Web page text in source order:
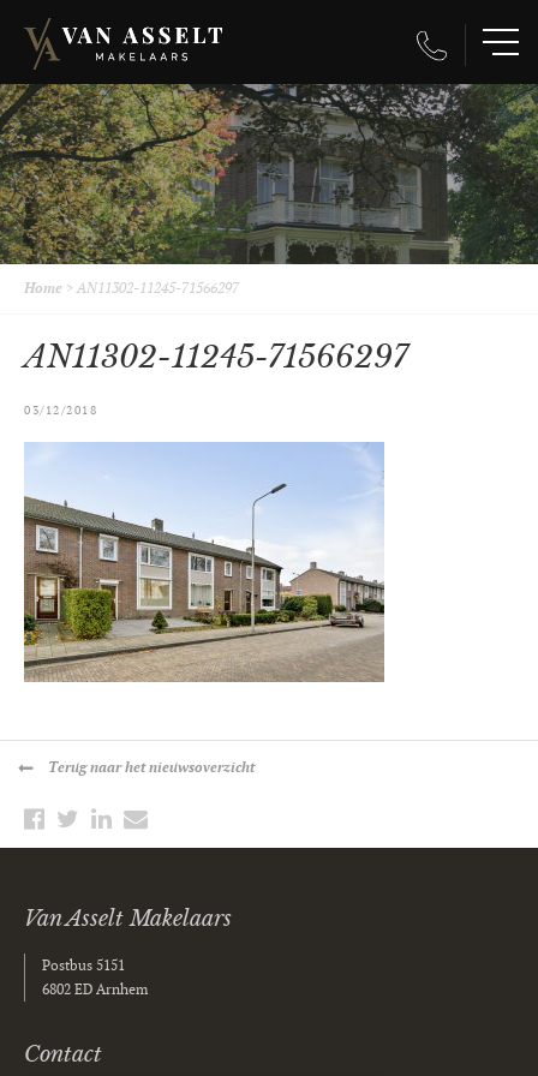
Home >AN11302-11245-71566297
AN11302-11245-71566297
03/12/2018
Terugnaar het nieuwsoverzicht
Van Asselt Makelaars
Postbus 5151
6802 ED Arnhem
Contact